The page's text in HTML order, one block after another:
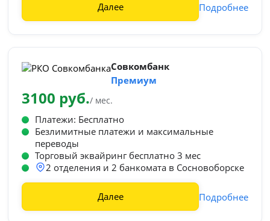
Далее Подробнее
Совкомбанк
Премиум
3100 руб./ мес.
Платежи: Бесплатно
Безлимитные платежи и максимальные
переводы
Торговый эквайринг бесплатно 3 мес
2 отделения и 2 банкомата в Сосновоборске
Далее Подробнее